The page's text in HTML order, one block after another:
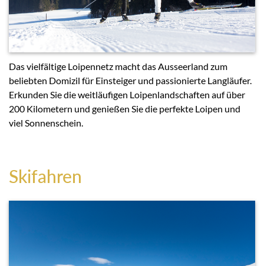
Das vielfältige Loipennetz macht das Ausseerland zum
beliebten Domizil für Einsteiger und passionierte Langläufer.
Erkunden Sie die weitläufigen Loipenlandschaften auf über
200 Kilometern und genießen Sie die perfekte Loipen und
viel Sonnenschein.
Skifahren